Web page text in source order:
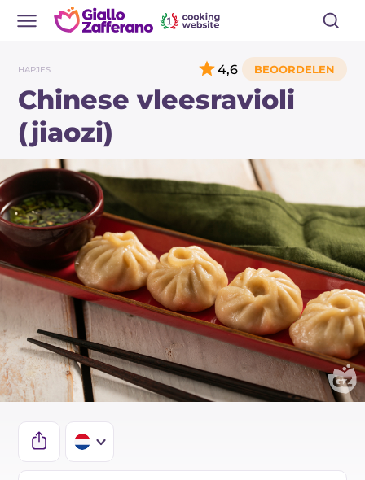
HAPJES
Chinese vleesravioli
(jiaozi)
4,6
IT